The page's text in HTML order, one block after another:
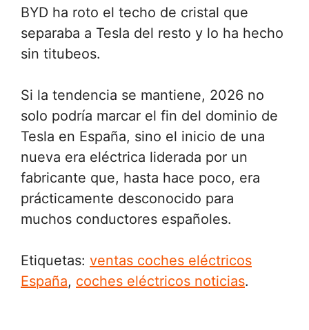
BYD ha roto el techo de cristal que
separaba a Tesla del resto y lo ha hecho
sin titubeos.
Si la tendencia se mantiene, 2026 no
solo podría marcar el fin del dominio de
Tesla en España, sino el inicio de una
nueva era eléctrica liderada por un
fabricante que, hasta hace poco, era
prácticamente desconocido para
muchos conductores españoles.
Etiquetas: ventas coches eléctricos
España, coches eléctricos noticias.